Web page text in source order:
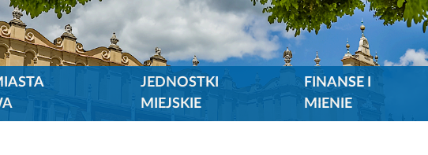
JEDNOSTKI
MIEJSKIE
FINANSE I
MIENIE